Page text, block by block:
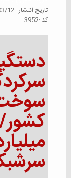
تاريخ انتشار :- 10:46
كد :3952